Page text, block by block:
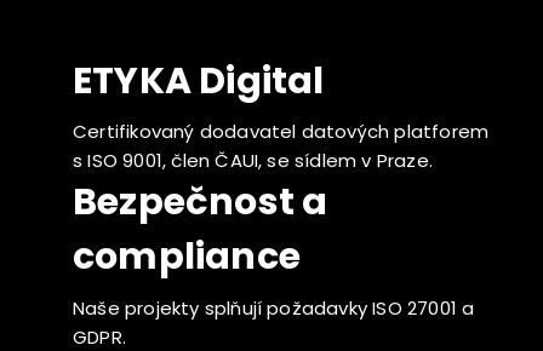
ETYKA Digital
Certifikovaný dodavatel datových platforem
s ISO 9001, člen ČAUI, se sídlem v Praze.
Bezpečnost a
compliance
Naše projekty splňují požadavky ISO 27001 a
GDPR.